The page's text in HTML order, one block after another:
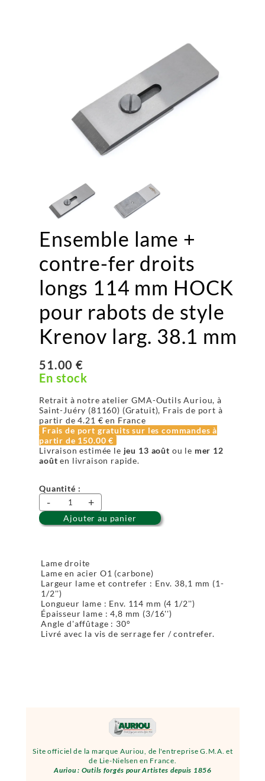
Site officiel de la marque Auriou, de l'entreprise G.M.A. et
de Lie-Nielsen en France.
Auriou : Outils forgés pour Artistes depuis 1856
Ensemble lame +
contre-fer droits
longs 114 mm HOCK
pour rabots de style
Krenov larg. 38.1 mm
51.00 €
En stock
Retrait à notre atelier GMA-Outils Auriou, à
Saint-Juéry (81160) (Gratuit), Frais de port à
partir de4.21 € en France
Frais de port gratuits sur les commandes à
partir de 150.00 €
Livraison estimée le jeu 13 août ou le mer 12
août en livraison rapide.
Quantité :
- +
Ajouter au panier
Lame droite
Lame en acier O1 (carbone)
Largeur lame et contrefer : Env. 38,1 mm (1-
1/2'')
Longueur lame : Env. 114 mm (4 1/2'')
Épaisseur lame : 4,8 mm (3/16'')
Angle d'affûtage : 30°
Livré avec la vis de serrage fer / contrefer.